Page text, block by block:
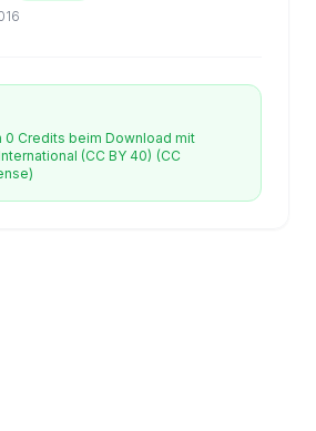
0 Credits beim Download mit
(CC BY 40) (CC